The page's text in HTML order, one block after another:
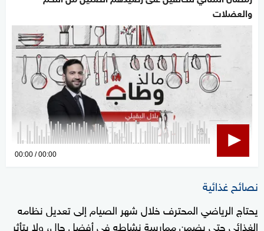
والعضلات
0
seconds
00:00 00:00
نصائح غذائية
يحتاج الرياضي المحترف خلال شهر الصيام إلى تعديل نظامه
الغذائي حتى يضمن ممارسة نشاطه في أفضل حال، ولا يتأثر